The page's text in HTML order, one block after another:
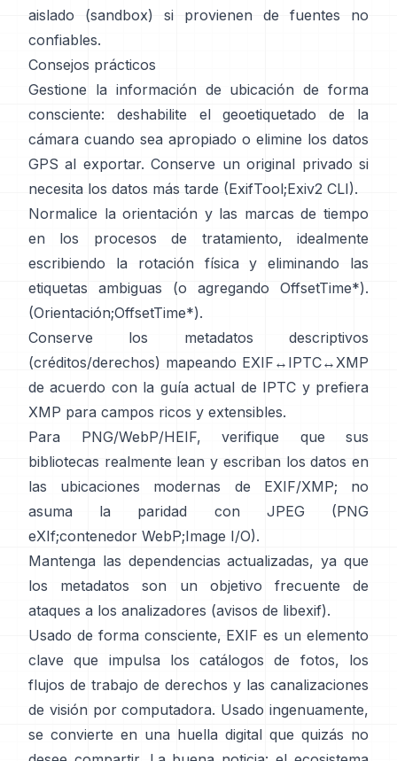
aislado (sandbox) si provienen de fuentes no
confiables.
Consejos prácticos
Gestione la información de ubicación de forma
consciente: deshabilite el geoetiquetado de la
cámara cuando sea apropiado o elimine los datos
GPS al exportar. Conserve un original privado si
necesita los datos más tarde (ExifTool;Exiv2 CLI).
Normalice la orientación y las marcas de tiempo
en los procesos de tratamiento, idealmente
escribiendo la rotación física y eliminando las
etiquetas ambiguas (o agregando OffsetTime*).
(Orientación;OffsetTime*).
Conserve los metadatos descriptivos
(créditos/derechos) mapeando EXIF↔IPTC↔XMP
de acuerdo con la guía actual de IPTC y prefiera
XMP para campos ricos y extensibles.
Para PNG/WebP/HEIF, verifique que sus
bibliotecas realmente lean y escriban los datos en
las ubicaciones modernas de EXIF/XMP; no
asuma la paridad con JPEG (PNG
eXIf;contenedor WebP;Image I/O).
Mantenga las dependencias actualizadas, ya que
los metadatos son un objetivo frecuente de
ataques a los analizadores (avisos de libexif).
Usado de forma consciente, EXIF es un elemento
clave que impulsa los catálogos de fotos, los
flujos de trabajo de derechos y las canalizaciones
de visión por computadora. Usado ingenuamente,
se convierte en una huella digital que quizás no